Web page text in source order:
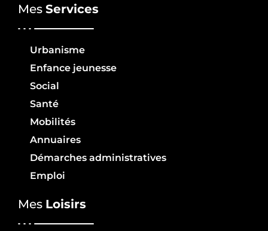
Mes Services
Urbanisme
Enfance jeunesse
Social
Santé
Mobilités
Annuaires
Démarches administratives
Emploi
Mes Loisirs